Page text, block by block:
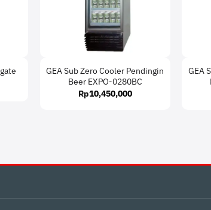
GEA Sub Zero Cooler Pendingin
Beer EXPO-0280BC
Rp10,450,000
GEA